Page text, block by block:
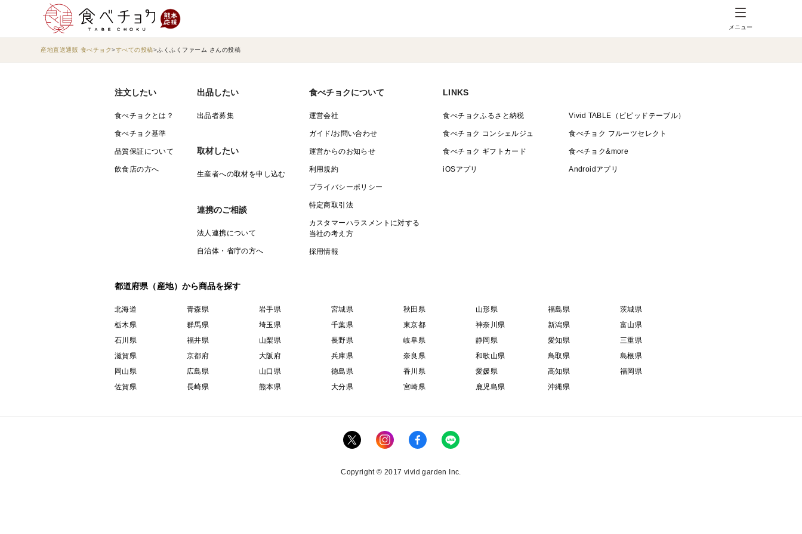
メニュー
産地直送通販 食べチョク すべての投稿 ふくふくファーム さんの投稿
注文したい
食べチョクとは？
食べチョク基準
品質保証について
飲食店の方へ
出品したい
出品者募集
取材したい
生産者への取材を申し込む
連携のご相談
法人連携について
自治体・省庁の方へ
食べチョクについて
運営会社
ガイド/お問い合わせ
運営からのお知らせ
利用規約
プライバシーポリシー
特定商取引法
カスタマーハラスメントに対する
当社の考え方
採用情報
LINKS
食べチョクふるさと納税 Vivid TABLE（ビビッドテーブル）
食べチョク コンシェルジュ 食べチョク フルーツセレクト
食べチョク ギフトカード 食べチョク&more
iOSアプリ Androidアプリ
都道府県（産地）から商品を探す
北海道 青森県 岩手県 宮城県 秋田県 山形県 福島県
茨城県
栃木県
群馬県 埼玉県 千葉県 東京都 神奈川県 新潟県
富山県
石川県
福井県 山梨県 長野県 岐阜県 静岡県 愛知県
三重県
滋賀県
京都府 大阪府 兵庫県 奈良県 和歌山県 鳥取県
島根県
岡山県
広島県 山口県 徳島県 香川県 愛媛県 高知県
福岡県
佐賀県
長崎県 熊本県 大分県 宮崎県 鹿児島県 沖縄県
Copyright © 2017 vivid garden Inc.